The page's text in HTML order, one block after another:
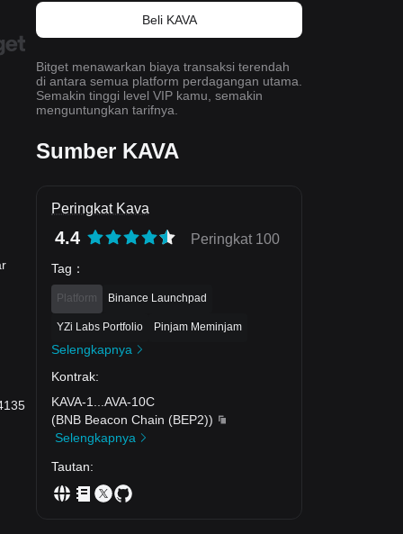
Beli KAVA
Bitget menawarkan biaya transaksi terendah
di antara semua platform perdagangan utama.
Semakin tinggi level VIP kamu, semakin
menguntungkan tarifnya.
Sumber KAVA
Peringkat Kava
4.4 Peringkat 100
Tag ：
Platform Binance Launchpad
YZi Labs Portfolio Pinjam Meminjam
Selengkapnya
Kontrak:
KAVA-1
AVA-10C
(BNB Beacon Chain (BEP2))
Selengkapnya
Tautan: